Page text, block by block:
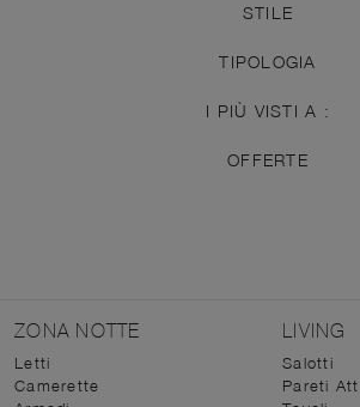
STILE
TIPOLOGIA
I PIÙ VISTI A :
OFFERTE
ZONA NOTTE
Letti
Camerette
LIVING
Salotti
Pareti